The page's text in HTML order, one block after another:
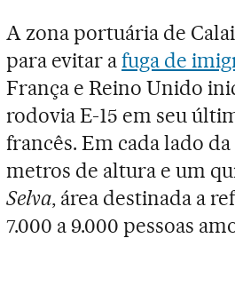
A zona portuária de
para evitar afuga de
França e Reino Unido
rodovia E-15 em seu
francês. Em cada lado
metros de altura e um
Selva, área destinada a
7.000 a 9.000 pessoas